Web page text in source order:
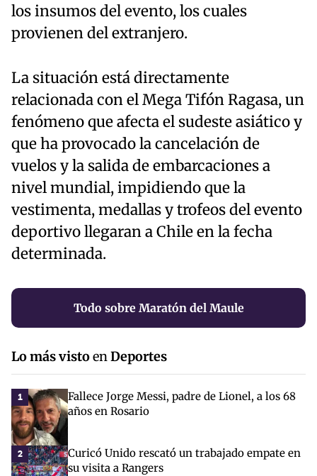
los insumos del evento, los cuales
provienen del extranjero.
La situación está directamente
relacionada con el Mega Tifón Ragasa, un
fenómeno que afecta el sudeste asiático y
que ha provocado la cancelación de
vuelos y la salida de embarcaciones a
nivel mundial, impidiendo que la
vestimenta, medallas y trofeos del evento
deportivo llegaran a Chile en la fecha
determinada.
Todo sobre Maratón del Maule
Lo más vistoenDeportes
1
Fallece Jorge Messi, padre de Lionel, a los 68
años en Rosario
2
Curicó Unido rescató un trabajado empate en
su visita a Rangers